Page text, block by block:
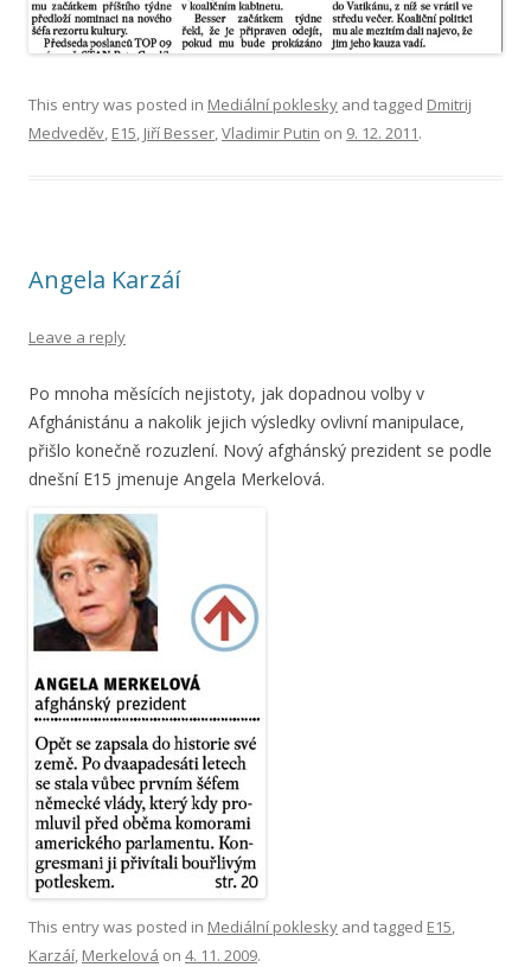
This entry was posted in Mediální poklesky and tagged Dmitrij
Medveděv, E15, Jiří Besser,Vladimir Putin on 9. 12. 2011.
Angela Karzáí
Leave a reply
Po mnoha měsících nejistoty, jak dopadnou volby v
Afghánistánu a nakolik jejich výsledky ovlivní manipulace,
přišlo konečně rozuzlení. Nový afghánský prezident se podle
dnešní E15 jmenuje Angela Merkelová.
This entry was posted in Mediální poklesky and tagged E15,
Karzáí, Merkelová on 4. 11. 2009.